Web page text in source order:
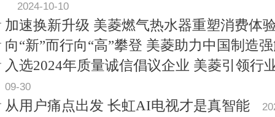
2024-10-10
加速换新升级 美菱燃气热水器重塑消费体
向“新”而行向“高”攀登 美菱助力中国制造
入选2024年质量诚信倡议企业 美菱引领行
09-30
从用户痛点出发 长虹AI电视才是真智能